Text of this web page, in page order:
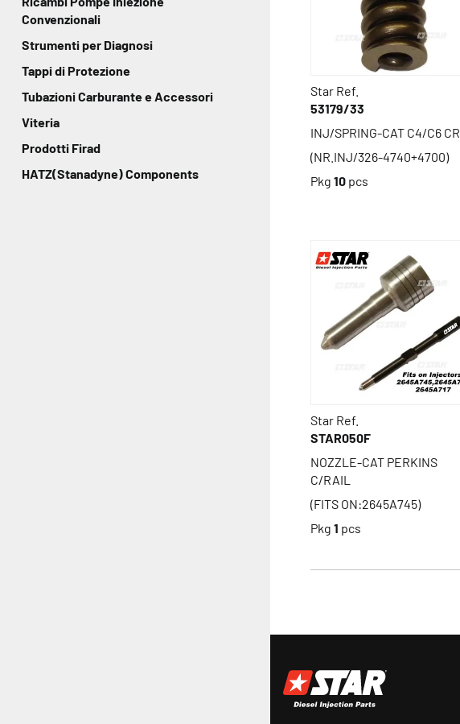
Star Ref.
53179/33
INJ/SPRING-CAT C4/C6 CR
(NR.INJ/326-4740+4700)
Pkg 10 pcs
Star Ref.
STAR050F
NOZZLE-CAT PERKINS
C/RAIL
(FITS ON:2645A745)
Pkg 1 pcs
Convenzionali
Strumenti per Diagnosi
Tappi di Protezione
Tubazioni Carburante e Accessori
Viteria
Prodotti Firad
HATZ(Stanadyne) Components